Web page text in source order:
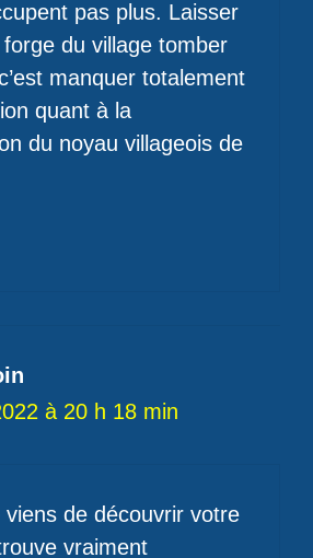
pas plus. Laisser
forge du village tomber
manquer totalement
quant à la
du noyau villageois de
à 20 h 18 min
viens de découvrir votre
vraiment